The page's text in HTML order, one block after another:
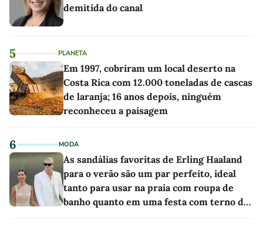
demitida do canal
5 PLANETA
Em 1997, cobriram um local deserto na
Costa Rica com 12.000 toneladas de cascas
de laranja; 16 anos depois, ninguém
reconheceu a paisagem
6 MODA
As sandálias favoritas de Erling Haaland
para o verão são um par perfeito, ideal
tanto para usar na praia com roupa de
banho quanto em uma festa com terno de